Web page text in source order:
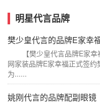
明星代言品牌
樊少皇代言的品牌E家幸
【樊少皇代言品牌E家
网家装品牌E家幸福正式签
为......
姚刚代言的品牌配副眼镜